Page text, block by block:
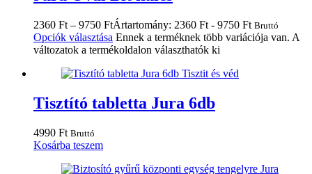
2360 Ft – 9750 FtÁrtartomány: 2360 Ft - 9750 Ft Bruttó
Opciók választása Ennek a terméknek több variációja van. A
változatok a termékoldalon választhatók ki
Tisztító tabletta Jura 6db
4990 Ft Bruttó
Kosárba teszem